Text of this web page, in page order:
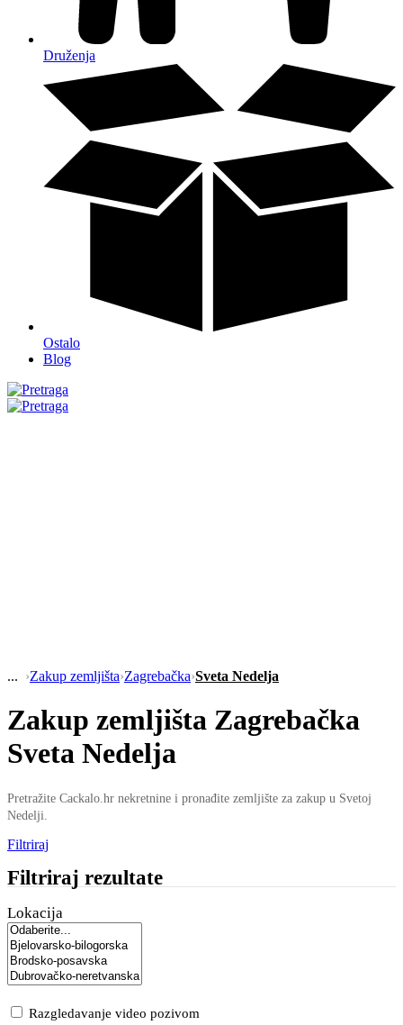
Druženja
Ostalo
Blog
›Zakup zemljišta›Zagrebačka›Sveta Nedelja
Zakup zemljišta Zagrebačka
Sveta Nedelja
Pretražite Cackalo.hr nekretnine i pronađite zemljište za zakup u Svetoj
Nedelji.
Filtriraj
Filtriraj rezultate
Lokacija
Razgledavanje video pozivom